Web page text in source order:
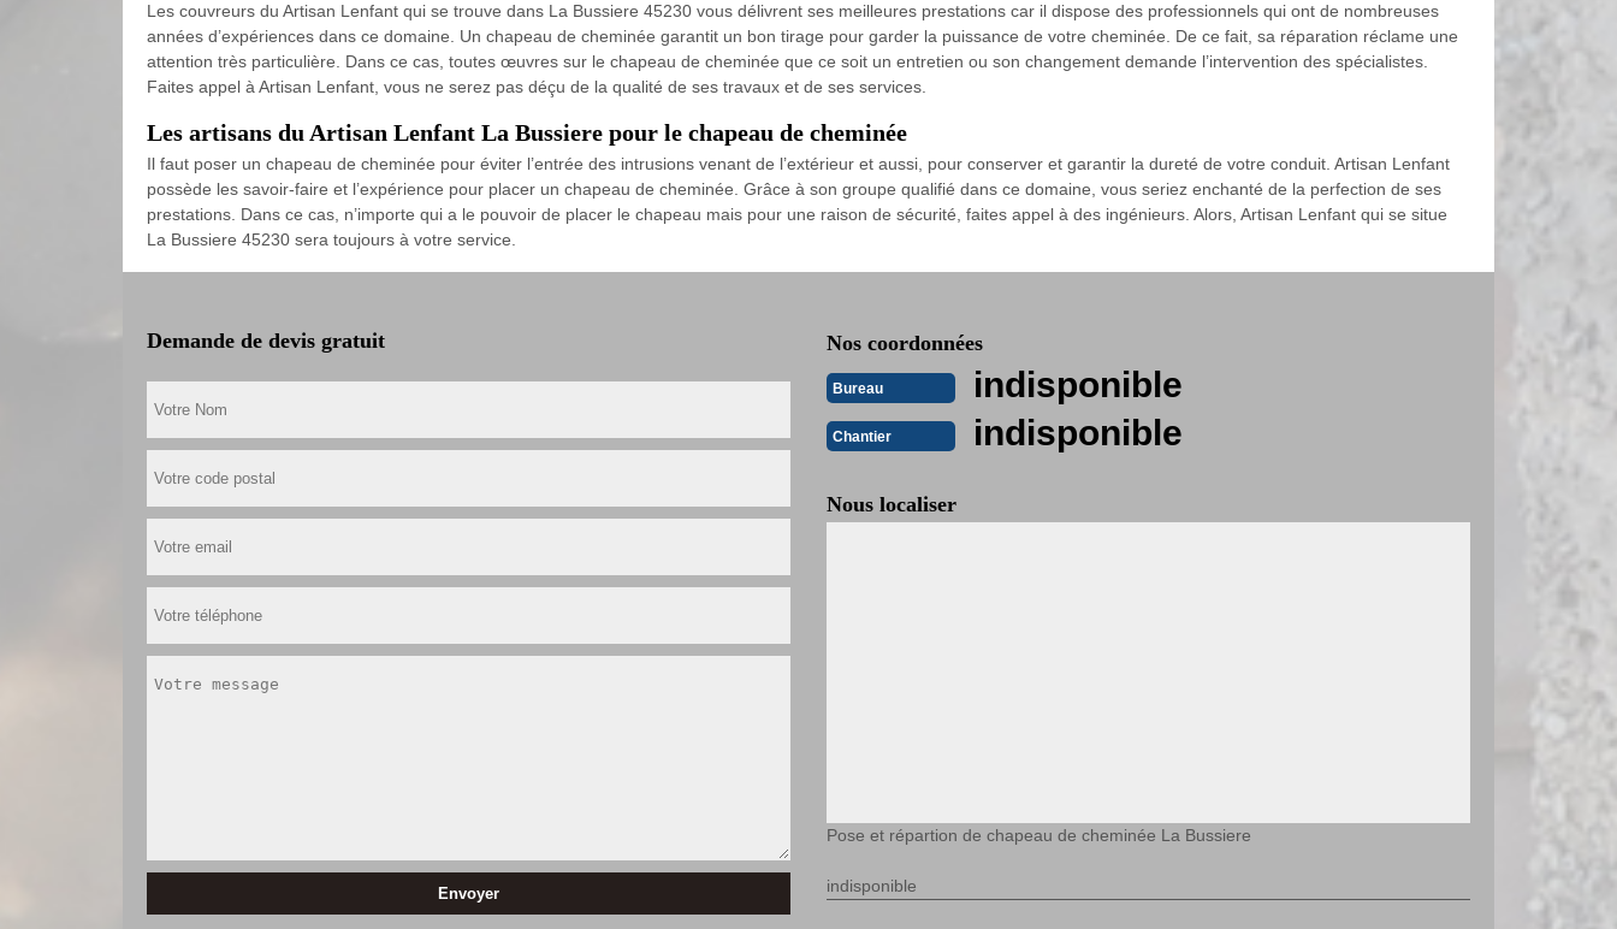
Les couvreurs du Artisan Lenfant qui se trouve dans La Bussiere 45230 vous délivrent ses meilleures prestations car il dispose des professionnels qui ont de nombreuses
années d’expériences dans ce domaine. Un chapeau de cheminée garantit un bon tirage pour garder la puissance de votre cheminée. De ce fait, sa réparation réclame une
attention très particulière. Dans ce cas, toutes œuvres sur le chapeau de cheminée que ce soit un entretien ou son changement demande l’intervention des spécialistes.
Faites appel à Artisan Lenfant, vous ne serez pas déçu de la qualité de ses travaux et de ses services.
Les artisans du Artisan Lenfant La Bussiere pour le chapeau de cheminée
Il faut poser un chapeau de cheminée pour éviter l’entrée des intrusions venant de l’extérieur et aussi, pour conserver et garantir la dureté de votre conduit. Artisan Lenfant
possède les savoir-faire et l’expérience pour placer un chapeau de cheminée. Grâce à son groupe qualifié dans ce domaine, vous seriez enchanté de la perfection de ses
prestations. Dans ce cas, n’importe qui a le pouvoir de placer le chapeau mais pour une raison de sécurité, faites appel à des ingénieurs. Alors, Artisan Lenfant qui se situe
La Bussiere 45230 sera toujours à votre service.
Demande de devis gratuit Nos coordonnées
Bureau indisponible
Chantier indisponible
Nous localiser
Pose et répartion de chapeau de cheminée La Bussiere
indisponible